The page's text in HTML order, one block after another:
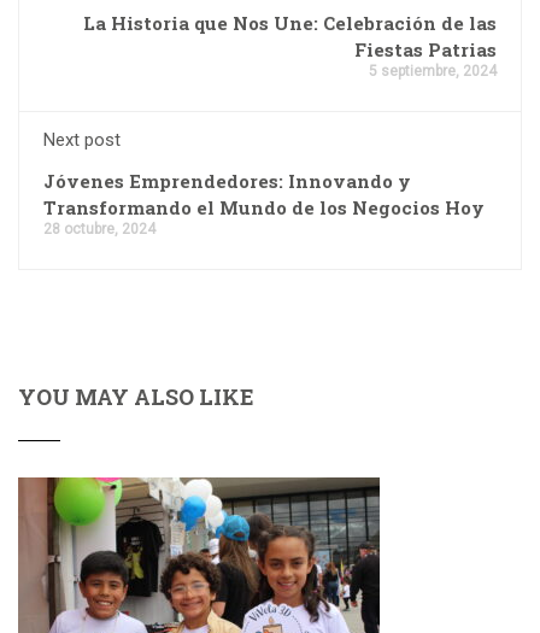
La Historia que Nos Une: Celebración de las
Fiestas Patrias
5 septiembre, 2024
Next post
Jóvenes Emprendedores: Innovando y
Transformando el Mundo de los Negocios Hoy
28 octubre, 2024
YOU MAY ALSO LIKE